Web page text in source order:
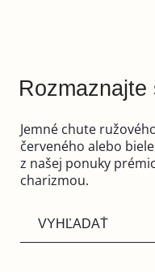
Jemné chute
červeného alebo
z našej ponuky
charizmou.